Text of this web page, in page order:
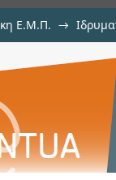
Ε.Μ.Π. →
με